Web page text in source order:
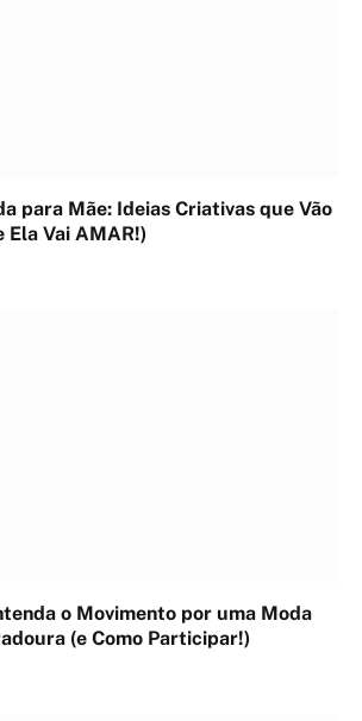
para Mãe: Ideias Criativas que Vão
Ela Vai AMAR!)
o Movimento por uma Moda
(e Como Participar!)